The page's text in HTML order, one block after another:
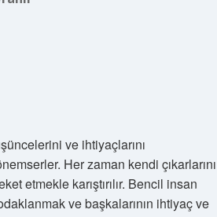
ve ihtiyaçlarını
Her zaman kendi çıkarlarını
etmekle karıştırılır. Bencil insan
ve başkalarının ihtiyaç ve